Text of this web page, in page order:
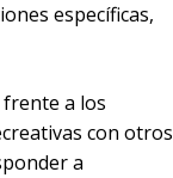
específicas,
a los
con otros
a